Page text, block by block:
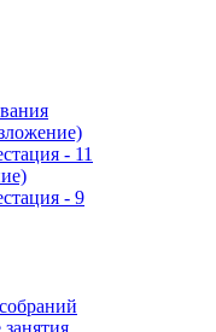
- 11
- 9